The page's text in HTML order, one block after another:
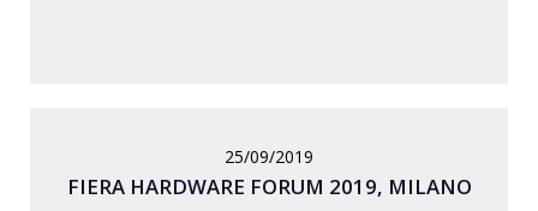
25/09/2019
FIERA HARDWARE FORUM 2019, MILANO